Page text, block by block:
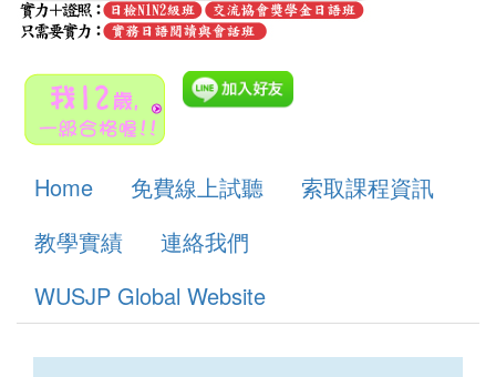
Home 免費線上試聽
索取課程資訊
教學實績
連絡我們
WUSJP Global Website